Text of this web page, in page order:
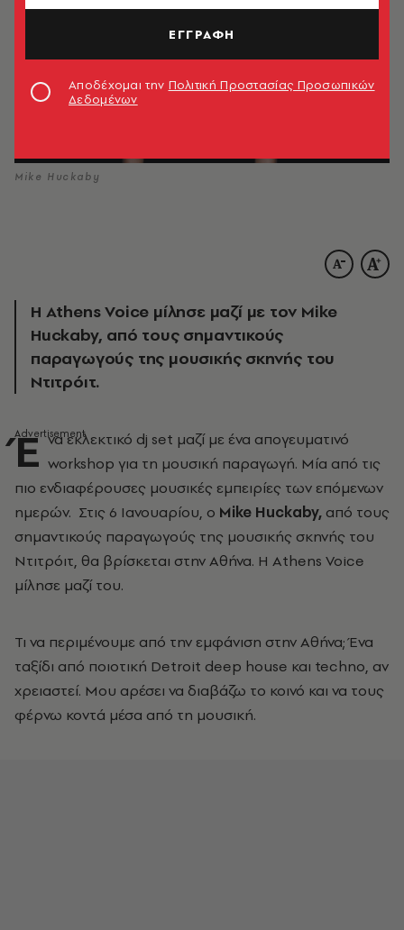
Mike Huckaby
Η Athens Voice μίλησε μαζί με τον Mike
Huckaby, από τους σημαντικούς
παραγωγούς της μουσικής σκηνής του
Nτιτρόιτ.
Έ να εκλεκτικό dj set μαζί με ένα απογευματινό
workshop για τη μουσική παραγωγή. Μία από τις
πιο ενδιαφέρουσες μουσικές εμπειρίες των επόμενων
ημερών. Στις 6 Ιανουαρίου, ο Mike Huckaby, από τους
σημαντικούς παραγωγούς της μουσικής σκηνής του
Nτιτρόιτ, θα βρίσκεται στην Αθήνα. Η Athens Voice
μίλησε μαζί του.
Τι να περιμένουμε από την εμφάνιση στην Αθήνα; Ένα
ταξίδι από ποιοτική Detroit deep house και techno, αν
χρειαστεί. Μου αρέσει να διαβάζω το κοινό και να τους
φέρνω κοντά μέσα από τη μουσική.
ΕΓΓΡΑΦΗ
Αποδέχομαι την Πολιτική Προστασίας Προσωπικών
Δεδομένων